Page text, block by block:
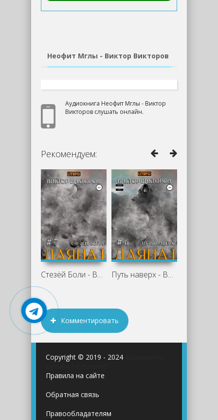
Неофит Мглы - Виктор Викторов
Аудиокнига Неофит Мглы - Виктор
Викторов слушать онлайн.
Рекомендуем:
Стезёй Боли - Виктор Викторов Путь наверх - Виктор Викторов
Комментировать
Copyright © 2019 - 2024
Правила на сайте
Обратная связь
Правообладателям